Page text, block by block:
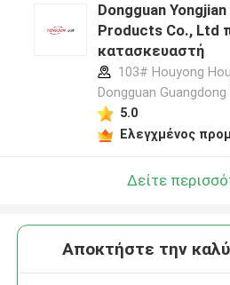
Dongguan
Products Co., Ltd
κατασκευαστή
103# Houyong
Dongguan Guangdong
5.0
Ελεγχμένος
Δείτε
Αποκτήστε την